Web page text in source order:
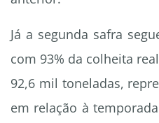
Já a segunda safra
com 93% da colheita
92,6 mil toneladas,
em relação à